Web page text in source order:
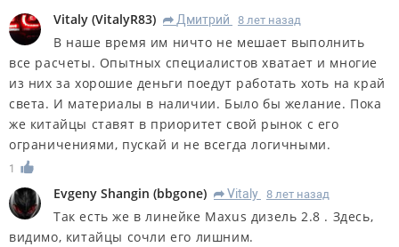
Vitaly (VitalyR83) R Дмитрий 8 лет назад
В наше время им ничто не мешает выполнить
все расчеты. Опытных специалистов хватает и многие
из них за хорошие деньги поедут работать хоть на край
света. И материалы в наличии. Было бы желание. Пока
же китайцы ставят в приоритет свой рынок с его
ограничениями, пускай и не всегда логичными.
1
Evgeny Shangin (bbgone) R Vitaly 8 лет назад
Так есть же в линейке Maxus дизель 2.8 . Здесь,
видимо, китайцы сочли его лишним.